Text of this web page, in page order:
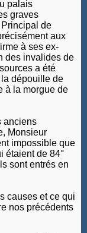
palais
graves
de
aux
à ses ex-
des invalides de
a été
dépouille de
à la morgue de
anciens
Monsieur
impossible que
étaient de 84°
sont entrés en
causes et ce qui
nos précédents